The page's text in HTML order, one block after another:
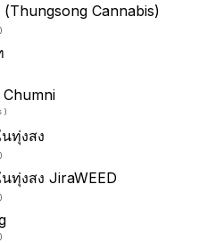
Cannabis)
)
ทุ่งสง
ทุ่งสง JiraWEED